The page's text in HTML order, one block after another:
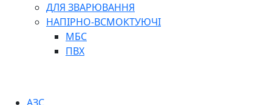
ДЛЯ ЗВАРЮВАННЯ
НАПІРНО-ВСМОКТУЮЧІ
МБС
ПВХ